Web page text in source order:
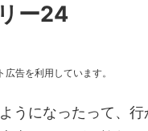
ー24
告を利用しています。
うになったって、